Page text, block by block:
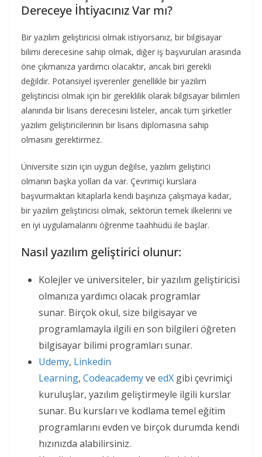
Dereceye İhtiyacınız Var mı?
Bir yazılım geliştiricisi olmak istiyorsanız, bir bilgisayar
bilimi derecesine sahip olmak, diğer iş başvuruları arasında
öne çıkmanıza yardımcı olacaktır, ancak biri gerekli
değildir. Potansiyel işverenler genellikle bir yazılım
geliştiricisi olmak için bir gereklilik olarak bilgisayar bilimleri
alanında bir lisans derecesini listeler, ancak tüm şirketler
yazılım geliştiricilerinin bir lisans diplomasına sahip
olmasını gerektirmez.
Üniversite sizin için uygun değilse, yazılım geliştirici
olmanın başka yolları da var. Çevrimiçi kurslara
başvurmaktan kitaplarla kendi başınıza çalışmaya kadar,
bir yazılım geliştiricisi olmak, sektörün temek ilkelerini ve
en iyi uygulamalarını öğrenme taahhüdü ile başlar.
Nasıl yazılım geliştirici olunur:
Kolejler ve üniversiteler, bir yazılım geliştiricisi
olmanıza yardımcı olacak programlar
sunar. Birçok okul, size bilgisayar ve
programlamayla ilgili en son bilgileri öğreten
bilgisayar bilimi programları sunar.
Udemy, Linkedin
Learning, Codeacademyve edX gibi çevrimiçi
kuruluşlar, yazılım geliştirmeyle ilgili kurslar
sunar. Bu kursları ve kodlama temel eğitim
programlarını evden ve birçok durumda kendi
hızınızda alabilirsiniz.